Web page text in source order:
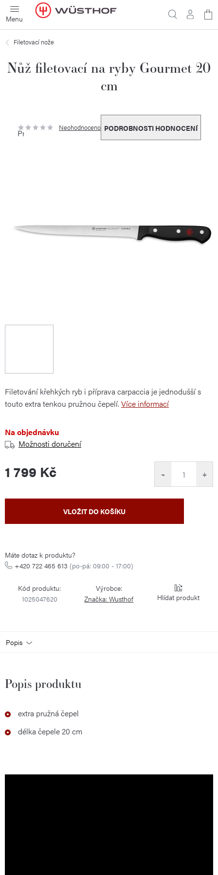
Přejít
na
obsah
Filetovací nože
Nůž filetovací na ryby Gourmet 20
cm
Průměrné
hodnocení
Neohodnoceno PODROBNOSTI HODNOCENÍ
Filetování křehkých ryb i příprava carpaccia je jednodušší s
touto extra tenkou pružnou čepelí. Více informací
Na objednávku
Možnosti doručení
1 799 Kč +
−
VLOŽIT DO KOŠÍKU
Máte dotaz k produktu?
+420 722 465 613 (po-pá: 09:00 - 17:00)
Kód produktu:
1025047620
Výrobce:
Značka:Wusthof Hlídat
Popis
Popis produktu
extra pružná čepel
délka čepele 20 cm